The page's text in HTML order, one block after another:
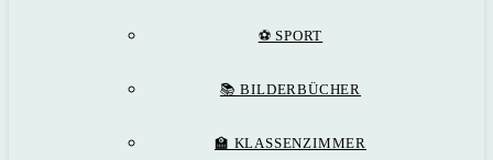
⚽️ SPORT
📚 BILDERBÜCHER
🏫 KLASSENZIMMER